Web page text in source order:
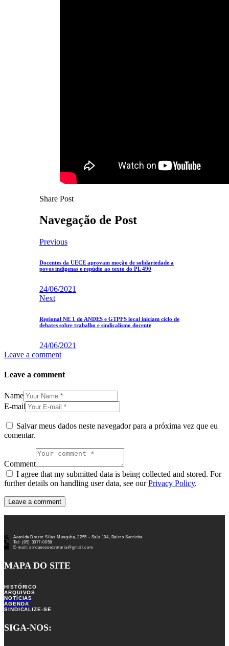
Share Post
Navegação de Post
Previous
Docentes da UECE aprovam moção de solidariedade a
povos indígenas e repúdio ao texto do PL 490
24/06/2021
Next
Regional NE 1 do ANDES e GTPFS local iniciam ciclo de
debates sobre trabalho e sindicalismo docente
24/06/2021
Leave a comment
Leave a comment
Name
E-mail
Salvar meus dados neste navegador para a próxima vez que eu
comentar.
Comment
I agree that my submitted data is being collected and stored. For
further details on handling user data, see ourPrivacy Policy.
Avenida Doutor Silas Munguba, 2255 - Sala 104, Bairro Serrinha
Tel: (85) 3077-0058
E-mail: sinduecesecretaria@gmail.com
MAPA DO SITE
HISTÓRICO
ARQUIVOS
NOTÍCIAS
AGENDA
SINDICALIZE-SE
SIGA-NOS: